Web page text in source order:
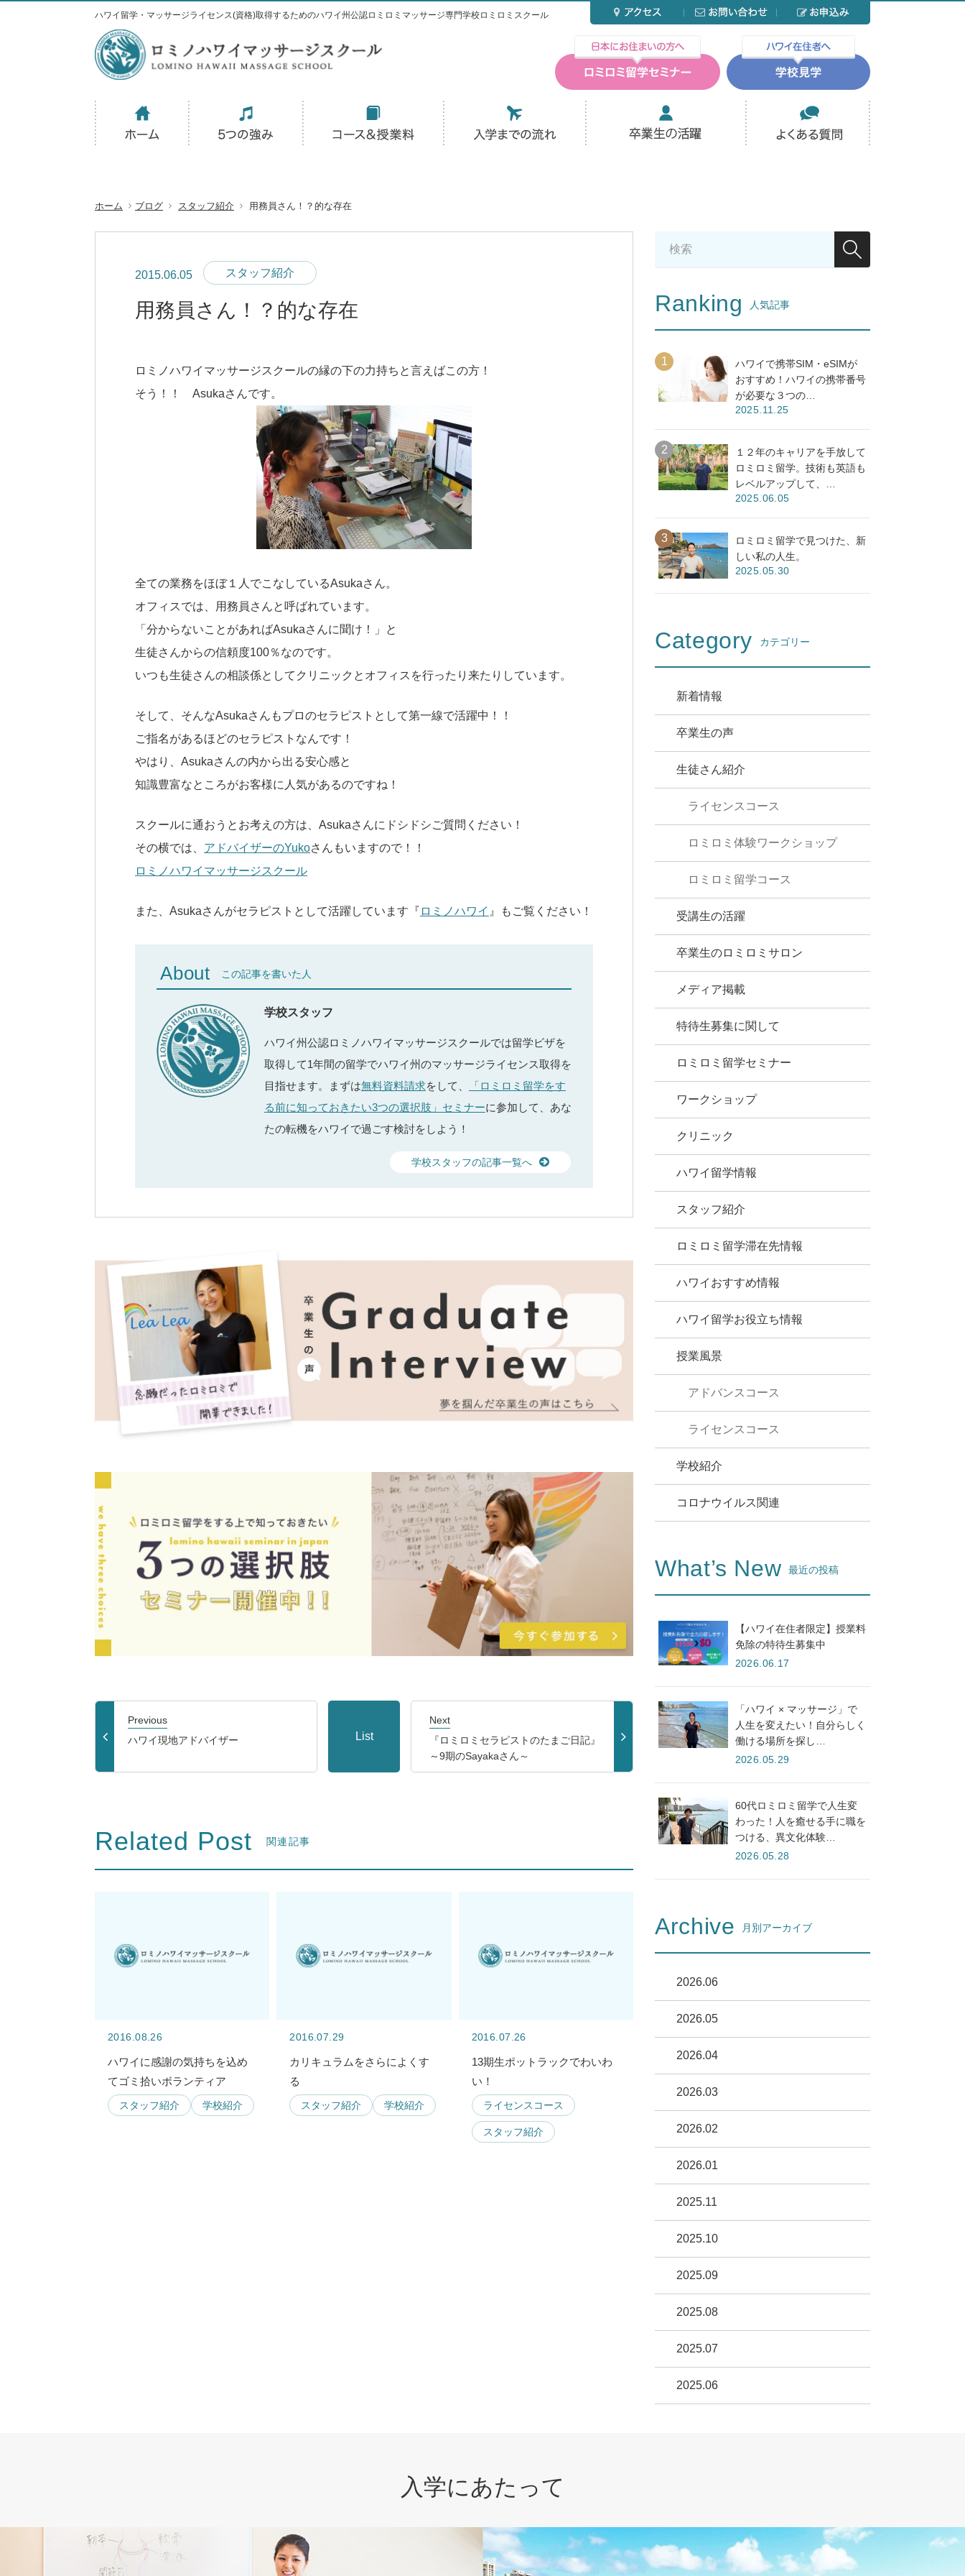
ハワイ留学・マッサージライセンス(資格)取得するためのハワイ州公認ロミロミマッサージ専門学校ロミロミスクール
ホーム ブログ スタッフ紹介 用務員さん！？的な存在
2015.06.05 スタッフ紹介
用務員さん！？的な存在
ロミノハワイマッサージスクールの縁の下の力持ちと言えばこの方！
そう！！ Asukaさんです。
全ての業務をほぼ１人でこなしているAsukaさん。
オフィスでは、用務員さんと呼ばれています。
「分からないことがあればAsukaさんに聞け！」と
生徒さんからの信頼度100％なのです。
いつも生徒さんの相談係としてクリニックとオフィスを行ったり来たりしています。
そして、そんなAsukaさんもプロのセラピストとして第一線で活躍中！！
ご指名があるほどのセラピストなんです！
やはり、Asukaさんの内から出る安心感と
知識豊富なところがお客様に人気があるのですね！
スクールに通おうとお考えの方は、Asukaさんにドシドシご質問ください！
その横では、 アドバイザーのYukoさんもいますので！！
ロミノハワイマッサージスクール
また、Asukaさんがセラピストとして活躍しています『 ロミノハワイ 』もご覧ください！
About この記事を書いた人
学校スタッフ
ハワイ州公認ロミノハワイマッサージスクールでは留学ビザを
取得して1年間の留学でハワイ州のマッサージライセンス取得を
目指せます。まずは無料資料請求をして、
「ロミロミ留学をす
る前に知っておきたい3つの選択肢」セミナーに参加して、あな
たの転機をハワイで過ごす検討をしよう！
学校スタッフの記事一覧へ
Previous
ハワイ現地アドバイザー
List
Next
『ロミロミセラピストのたまご日記』
～9期のSayakaさん～
Related Post 関連記事
2016.08.26
ハワイに感謝の気持ちを込め
てゴミ拾いボランティア
スタッフ紹介 学校紹介
2016.07.29
カリキュラムをさらによくす
る
スタッフ紹介 学校紹介
2016.07.26
13期生ポットラックでわいわ
い！
ライセンスコース
スタッフ紹介
Ranking 人気記事
ハワイで携帯SIM・eSIMが
おすすめ！ハワイの携帯番号
が必要な３つの…
2025.11.25
１２年のキャリアを手放して
ロミロミ留学。技術も英語も
レベルアップして、…
2025.06.05
ロミロミ留学で見つけた、新
しい私の人生。
2025.05.30
Category カテゴリー
新着情報
卒業生の声
生徒さん紹介
ライセンスコース
ロミロミ体験ワークショップ
ロミロミ留学コース
受講生の活躍
卒業生のロミロミサロン
メディア掲載
特待生募集に関して
ロミロミ留学セミナー
ワークショップ
クリニック
ハワイ留学情報
スタッフ紹介
ロミロミ留学滞在先情報
ハワイおすすめ情報
ハワイ留学お役立ち情報
授業風景
アドバンスコース
ライセンスコース
学校紹介
コロナウイルス関連
What’s New 最近の投稿
【ハワイ在住者限定】授業料
免除の特待生募集中
2026.06.17
「ハワイ × マッサージ」で
人生を変えたい！自分らしく
働ける場所を探し…
2026.05.29
60代ロミロミ留学で人生変
わった！人を癒せる手に職を
つける、異文化体験…
2026.05.28
Archive 月別アーカイブ
2026.06
2026.05
2026.04
2026.03
2026.02
2026.01
2025.11
2025.10
2025.09
2025.08
2025.07
2025.06
入学にあたって